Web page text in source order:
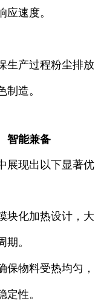
速度。
生产过程粉尘排放
造。
智能兼备
展现出以下显著优
块化加热设计，大
。
保物料受热均匀，
性。